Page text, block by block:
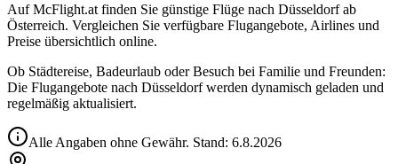
Auf McFlight.at finden Sie günstige Flüge nach Düsseldorf ab
Österreich. Vergleichen Sie verfügbare Flugangebote, Airlines und
Preise übersichtlich online.
Ob Städtereise, Badeurlaub oder Besuch bei Familie und Freunden:
Die Flugangebote nach Düsseldorf werden dynamisch geladen und
regelmäßig aktualisiert.
Alle Angaben ohne Gewähr. Stand: 6.8.2026